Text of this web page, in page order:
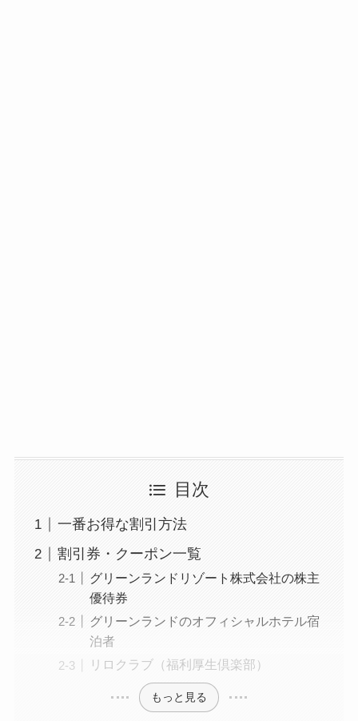
目次
一番お得な割引方法
割引券・クーポン一覧
グリーンランドリゾート株式会社の株主
優待券
グリーンランドのオフィシャルホテル宿
泊者
リロクラブ（福利厚生倶楽部）
もっと見る